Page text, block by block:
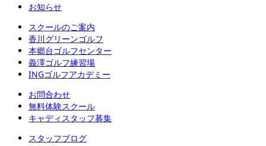
お知らせ
スクールのご案内
香川グリーンゴルフ
本郷台ゴルフセンター
義澤ゴルフ練習場
INGゴルフアカデミー
お問合わせ
無料体験スクール
キャディスタッフ募集
スタッフブログ